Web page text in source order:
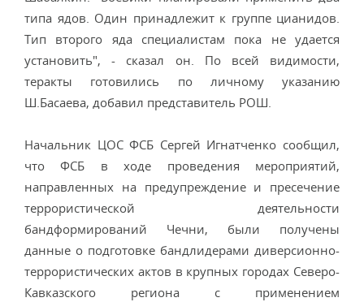
типа ядов. Один принадлежит к группе цианидов.
Тип второго яда специалистам пока не удается
установить", - сказал он. По всей видимости,
теракты готовились по личному указанию
Ш.Басаева, добавил представитель РОШ.
Начальник ЦОС ФСБ Сергей Игнатченко сообщил,
что ФСБ в ходе проведения мероприятий,
направленных на предупреждение и пресечение
террористической деятельности
бандформирований Чечни, были получены
данные о подготовке бандлидерами диверсионно-
террористических актов в крупных городах Северо-
Кавказского региона с применением